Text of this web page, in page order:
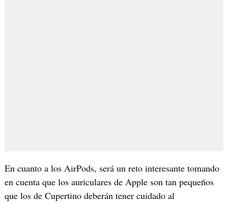
En cuanto a los AirPods, será un reto interesante tomando
en cuenta que los auriculares de Apple son tan pequeños
que los de Cupertino deberán tener cuidado al